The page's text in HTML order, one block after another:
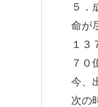
５．
命が
１３
７０
今、
次の